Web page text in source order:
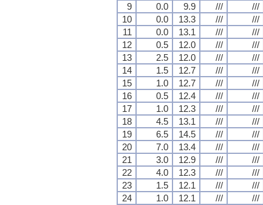
9
0.0 9.9 /// ///
10
0.0 13.3 /// ///
11
0.0 13.1 /// ///
12
0.5 12.0 /// ///
13
2.5 12.0 /// ///
14
1.5 12.7 /// ///
15
1.0 12.7 /// ///
16
0.5 12.4 /// ///
17
1.0 12.3 /// ///
18
4.5 13.1 /// ///
19
6.5 14.5 /// ///
20
7.0 13.4 /// ///
21
3.0 12.9 /// ///
22
4.0 12.3 /// ///
23
1.5 12.1 /// ///
24
1.0 12.1 /// ///